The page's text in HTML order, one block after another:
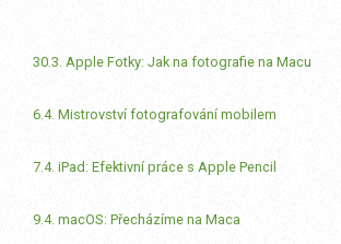
30.3. Apple Fotky: Jak na fotografie na Macu
6.4. Mistrovství fotografování mobilem
7.4. iPad: Efektivní práce s Apple Pencil
9.4. macOS: Přecházíme na Maca